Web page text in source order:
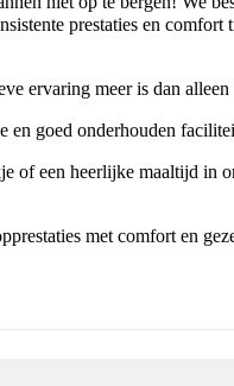
prestaties en comfort
ervaring meer is dan
en goed onderhouden
of een heerlijke maaltijd in
met comfort en